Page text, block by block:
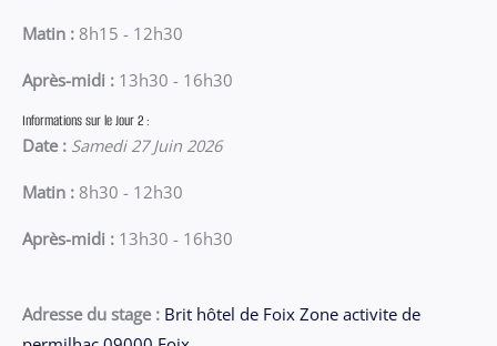
Matin : 8h15 - 12h30
Après-midi : 13h30 - 16h30
Informations sur le Jour 2 :
Date : Samedi 27 Juin 2026
Matin : 8h30 - 12h30
Après-midi : 13h30 - 16h30
Adresse du stage : Brit hôtel de Foix Zone activite de